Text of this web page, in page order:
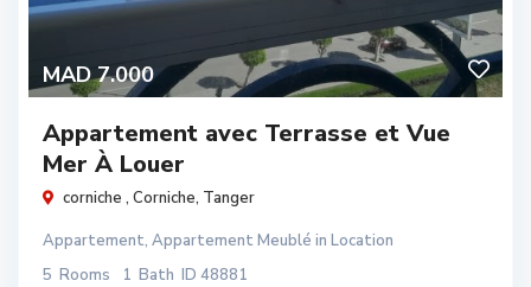
MAD 7.000
Appartement avec Terrasse et Vue
Mer À Louer
corniche , Corniche, Tanger
Appartement, Appartement Meublé in Location
5 Rooms 1 Bath ID 48881